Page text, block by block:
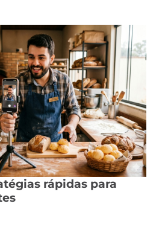
rápidas para